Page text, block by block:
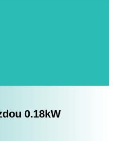
0.18kW